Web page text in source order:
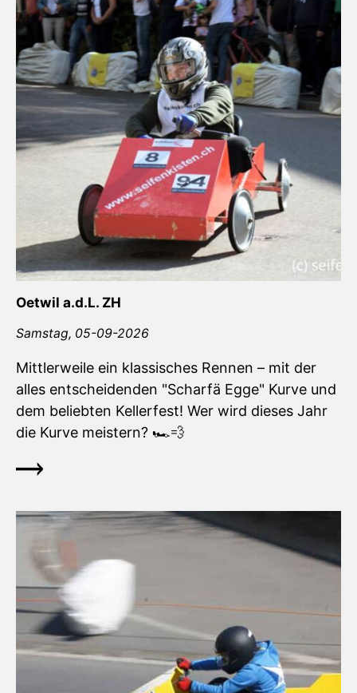
Oetwil a.d.L. ZH
Samstag, 05-09-2026
Mittlerweile ein klassisches Rennen – mit der
alles entscheidenden "Scharfä Egge" Kurve und
dem beliebten Kellerfest! Wer wird dieses Jahr
die Kurve meistern? 🏎️💨